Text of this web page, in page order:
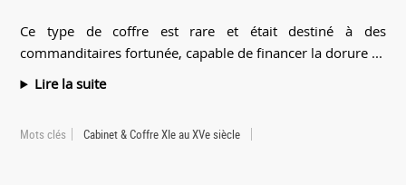
Ce type de coffre est rare et était destiné à des
commanditaires fortunée, capable de financer la dorure ...
Lire la suite
Mots clés Cabinet & Coffre XIe au XVe siècle